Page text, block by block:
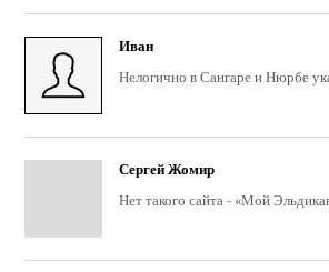
Иван
Нелогично в Сангаре и Нюрбе
Сергей Жомир
Нет такого сайта - «Мой